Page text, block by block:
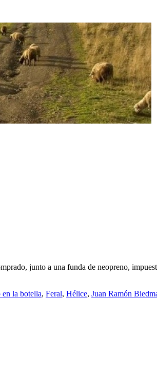
junto a una funda de neopreno,
la botella, Feral, Hélice, Juan Ramón